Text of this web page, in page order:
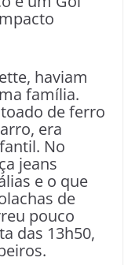
haviam
família.
de ferro
era
No
jeans
e o que
de
pouco
das 13h50,